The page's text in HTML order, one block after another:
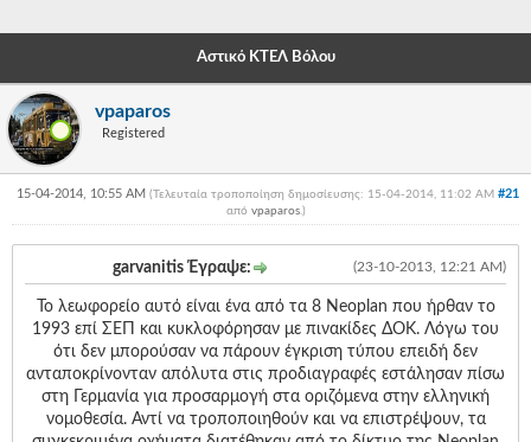
-
-
-
-
-
-
-
Αστικό ΚΤΕΛ Βόλου
vpaparos
Registered
#21
15-04-2014, 10:55 AM (Τελευταία τροποποίηση δημοσίευσης: 15-04-2014, 11:02 AM
από vpaparos.)
(23-10-2013, 12:21 AM)
garvanitis Έγραψε:
Το λεωφορείο αυτό είναι ένα από τα 8 Neoplan που ήρθαν το
1993 επί ΣΕΠ και κυκλοφόρησαν με πινακίδες ΔΟΚ. Λόγω του
ότι δεν μπορούσαν να πάρουν έγκριση τύπου επειδή δεν
ανταποκρίνονταν απόλυτα στις προδιαγραφές εστάλησαν πίσω
στη Γερμανία για προσαρμογή στα οριζόμενα στην ελληνική
νομοθεσία. Αντί να τροποποιηθούν και να επιστρέψουν, τα